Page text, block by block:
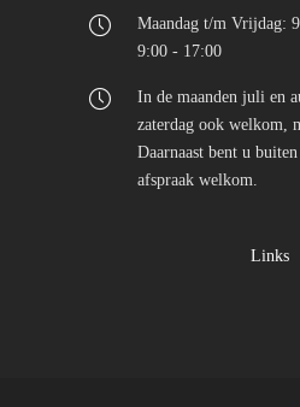
Maandag t/m Vrijdag:
9:00 - 17:00
In de maanden juli en
zaterdag ook welkom,
Daarnaast bent u
afspraak welkom.
Links